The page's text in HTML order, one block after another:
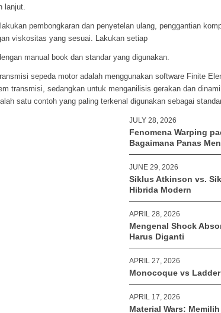
lanjut.
pembongkaran dan penyetelan ulang, penggantian
viskositas yang sesuai. Lakukan setiap
manual book dan standar yang digunakan.
sepeda motor adalah menggunakan software Finite
transmisi, sedangkan untuk menganilisis gerakan dan
satu contoh yang paling terkenal digunakan sebagai
JULY 28, 2026
Fenomena Warping
Bagaimana Panas
JUNE 29, 2026
Siklus Atkinson vs.
Hibrida Modern
APRIL 28, 2026
Mengenal Shock
Harus Diganti
APRIL 27, 2026
Monocoque vs
APRIL 17, 2026
Material Wars: